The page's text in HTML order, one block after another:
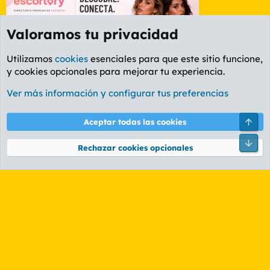
Foro General
Cookies
PL OLDSTYLE AMARILLO
Términos y reglas Política de privacidad Ayuda
Community platform by XenForo® © 2010-2026 XenForo Ltd.
Valoramos tu privacidad
Utilizamos cookies esenciales para que este sitio funcione,
y cookies opcionales para mejorar tu experiencia.
Ver más información y configurar tus preferencias
Aceptar todas las cookies
Rechazar cookies opcionales
Pie